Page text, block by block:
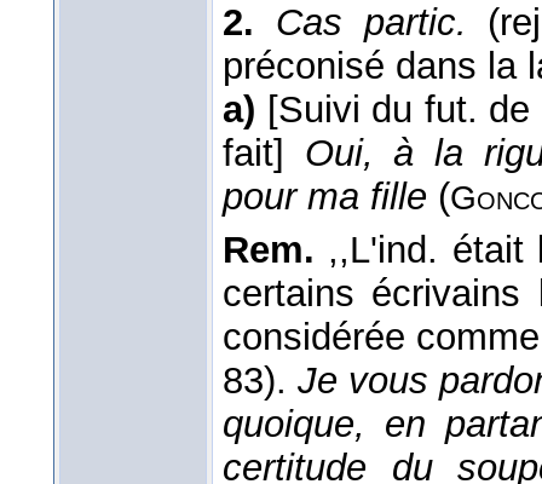
2. Cas partic.
préconisé dans la
a) [Suivi du fut.
fait]
Oui, à la
pour ma fille (
Rem. ,,L'ind. était
certains
considérée
83).Je vous
quoique, en
certitude du